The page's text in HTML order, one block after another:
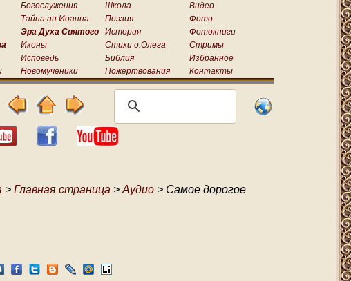
Богослужения Школа
Видео
Тайна ап.Иоанна Поэзия
Фото
Эра Духа Святого История
Фотокниги
Иконы Стихи о.Олега
Стримы
Исповедь Библия
Избранное
Новомученики Пожертвования Контакты
> Главная страница > Аудио> Самое дорогое